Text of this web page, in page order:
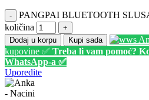
-
PANGPAI BLUETOOTH
količina
+
Dodaj u korpu
Kupi sada
kupovine ✅ Treba li vam pomoć?
WhatsApp-a ✅
Uporedite